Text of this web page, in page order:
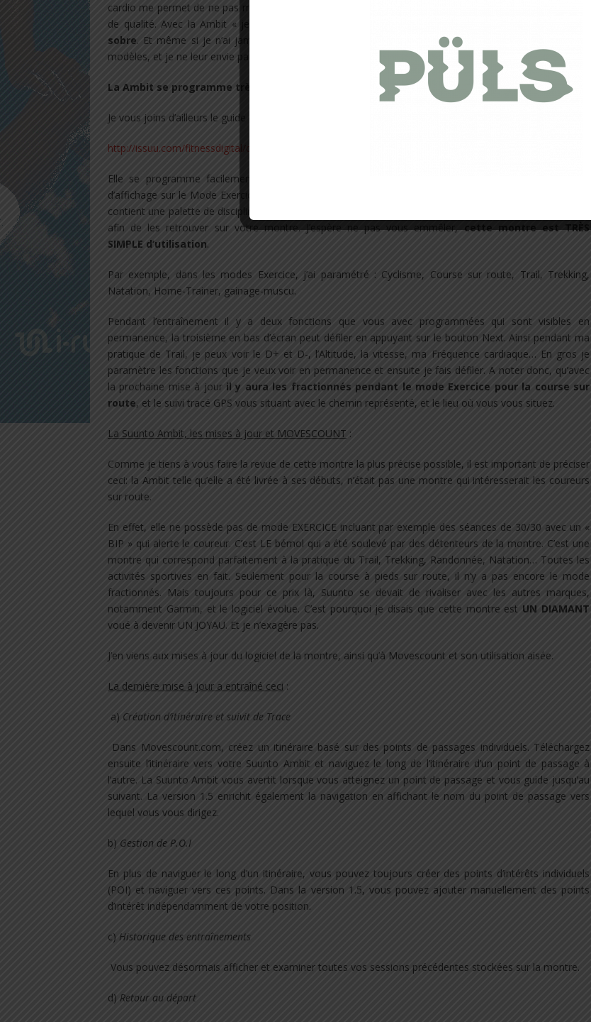
cardio me permet de ne pas me situer dans une zone rouge, de voir que cela a généré un entrainement
de qualité. Avec la Ambit « je me dose » à présent.
sobre. Et même si je n’ai jamais possédé d’autres modèles, je cours avec des amis qui ont d’autres
modèles, et je ne leur envie pas leur montre.
La Ambit se programme très facilement.
Je vous joins d’ailleurs le guide d’utilisation en ligne dont voici le lien internet :
http://issuu.com/fitnessdigital/docs/suuntoambitguidedutilisation#download
Elle se programme facilement via Movescount, vous pouvez modifier et mettre jusqu’à 8 écrans
d’affichage sur le Mode Exercice (mode pendant lequel vous pratiquez votre activité). Le mode Exercice
contient une palette de disciplines que vous programmez sur votre montre, et pouvez même renommer
afin de les retrouver sur votre montre. J’espère ne pas vous emmêler,cette montre est TRÈS
SIMPLE d’utilisation.
​Par exemple, dans les modes Exercice, j’ai paramétré : Cyclisme, Course sur route, Trail, Trekking,
Natation, Home-Trainer, gainage-muscu.
Pendant l’entraînement il y a deux fonctions que vous avec programmées qui sont visibles en
permanence, la troisième en bas d’écran peut défiler en appuyant sur le bouton Next. Ainsi pendant ma
pratique de Trail, je peux voir le D+ et D-, l’Altitude, la vitesse, ma Fréquence cardiaque… En gros je
paramètre les fonctions que je veux voir en permanence et ensuite je fais défiler. A noter donc, qu’avec
la prochaine mise à jour il y aura les fractionnés pendant le mode Exercice pour la course sur
route, et le suivi tracé GPS vous situant avec le chemin représenté, et le lieu où vous vous situez.
La Suunto Ambit, les mises à jour et MOVESCOUNT :
Comme je tiens à vous faire la revue de cette montre la plus précise possible, il est important de préciser
ceci: la Ambit telle qu’elle a été livrée à ses débuts, n’était pas une montre qui intéresserait les coureurs
sur route.
En effet, elle ne possède pas de mode EXERCICE incluant par exemple des séances de 30/30 avec un «
BIP » qui alerte le coureur. C’est LE bémol qui a été soulevé par des détenteurs de la montre. C’est une
montre qui correspond parfaitement à la pratique du Trail, Trekking, Randonnée, Natation… Toutes les
activités sportives en fait. Seulement pour la course à pieds sur route, il n’y a pas encore le mode
fractionnés. Mais toujours pour ce prix là, Suunto se devait de rivaliser avec les autres marques,
notamment Garmin, et le logiciel évolue. C’est pourquoi je disais que cette montre est UN DIAMANT
voué à devenir UN JOYAU. Et je n’exagère pas.
J’en viens aux mises à jour du logiciel de la montre, ainsi qu’à Movescount et son utilisation aisée.
La dernière mise à jour a entraîné ceci :
a) Création d’itinéraire et suivit de Trace
Dans Movescount.com, créez un itinéraire basé sur des points de passages individuels. Téléchargez
ensuite l’itinéraire vers votre Suunto Ambit et naviguez le long de l’itinéraire d’un point de passage à
l’autre. La Suunto Ambit vous avertit lorsque vous atteignez un point de passage et vous guide jusqu’au
suivant. La version 1.5 enrichit également la navigation en affichant le nom du point de passage vers
lequel vous vous dirigez.
b) Gestion de P.O.I
​En plus de naviguer le long d’un itinéraire, vous pouvez toujours créer des points d’intérêts individuels
(POI) et naviguer vers ces points. Dans la version 1.5, vous pouvez ajouter manuellement des points
d’intérêt indépendamment de votre position.
c) Historique des entraînements
Vous pouvez désormais afficher et examiner toutes vos sessions précédentes stockées sur la montre.
d) Retour au départ